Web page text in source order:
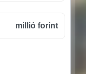
millió forint